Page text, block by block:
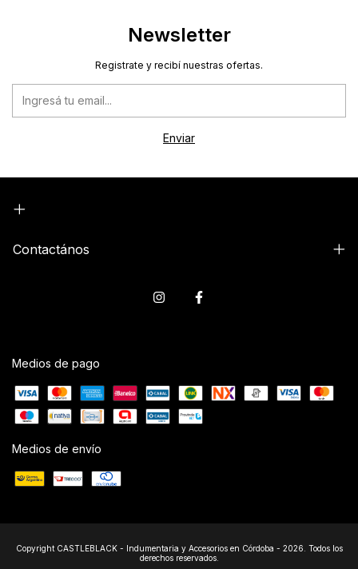
Newsletter
Registrate y recibí nuestras ofertas.
Contactános
Medios de pago
Medios de envío
Copyright CASTLEBLACK - Indumentaria y Accesorios en Córdoba - 2026. Todos los
derechos reservados.